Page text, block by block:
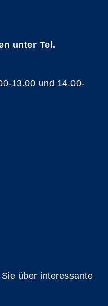
unter Tel.
13.00 und 14.00-
über interessante